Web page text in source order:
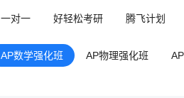
一对一 好轻松考研 腾飞计划
AP数学强化班 AP物理强化班